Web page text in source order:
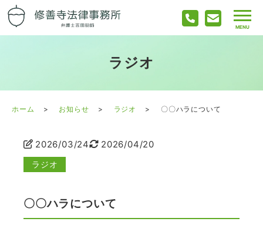
ラジオ
ホーム お知らせ ラジオ 〇〇ハラについて
2026/03/24 2026/04/20
ラジオ
〇〇ハラについて